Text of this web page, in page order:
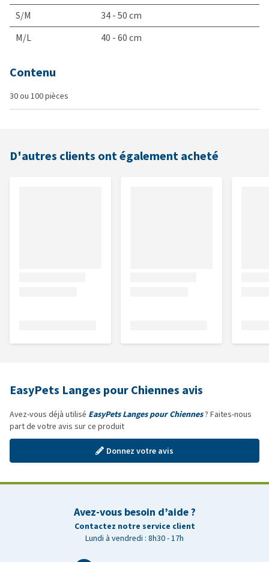
S/M
34 - 50 cm
M/L
40 - 60 cm
Contenu
30 ou 100 pièces
D'autres clients ont également acheté
EasyPets Langes pour Chiennes avis
Avez-vous déjà utilisé EasyPets Langes pour Chiennes? Faites-nous
part de votre avis sur ce produit
Donnez votre avis
Avez-vous besoin d’aide ?
Contactez notre service client
Lundi à vendredi : 8h30 - 17h